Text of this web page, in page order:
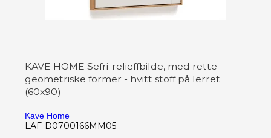
KAVE HOME Sefri-relieffbilde, med rette
geometriske former - hvitt stoff på lerret
(60x90)
Kave Home
LAF-D0700166MM05